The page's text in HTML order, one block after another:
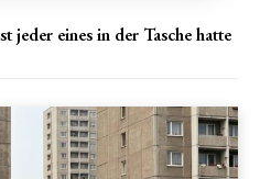
jeder eines in der Tasche hatte